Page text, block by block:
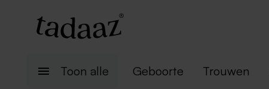
Toon alle Geboorte Trouwen